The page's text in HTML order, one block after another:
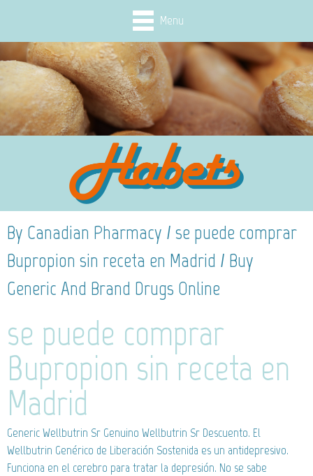
Menu
By Canadian Pharmacy / se puede comprar
Bupropion sin receta en Madrid / Buy
Generic And Brand Drugs Online
se puede comprar
Bupropion sin receta en
Madrid
Generic Wellbutrin Sr Genuino Wellbutrin Sr Descuento. El
Wellbutrin Genérico de Liberación Sostenida es un antidepresivo.
Funciona en el cerebro para tratar la depresión. No se sabe